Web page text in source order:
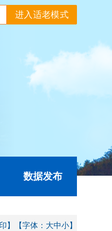
进入适老模式
数据发布
】 【字体： 大中小】